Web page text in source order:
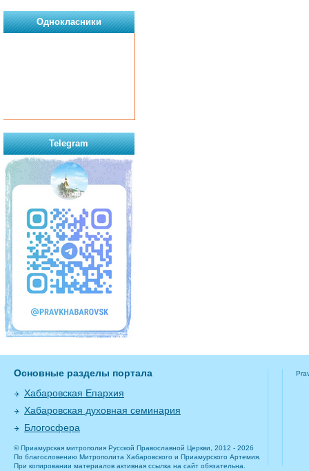
Однокласники
Telegram
Основные разделы портала
Хабаровская Епархия
Хабаровская духовная семинария
Блогосфера
© Приамурская митрополия Русской Православной Церкви, 2012 - 2026
По благословению Митрополита Хабаровского и Приамурского Артемия.
При копировании материалов активная ссылка на сайт обязательна.